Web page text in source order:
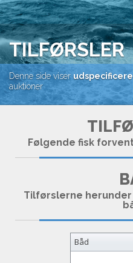
KONTAKT
TILFØRSLER
Denne side viser
auktioner
Følgende fisk
Tilførslerne
Båd